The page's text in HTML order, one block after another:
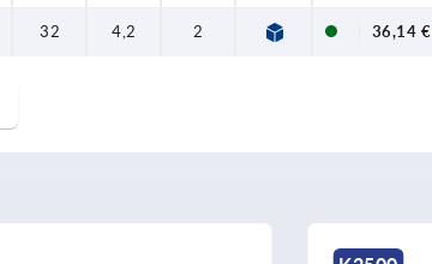
32 4,2 2 36,14 €